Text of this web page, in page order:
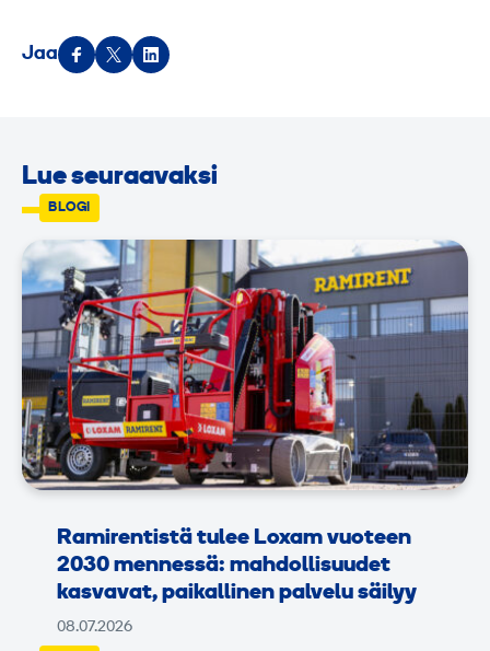
Jaa
Lue seuraavaksi
Ramirentistä tulee Loxam vuoteen
2030 mennessä: mahdollisuudet
kasvavat, paikallinen palvelu säilyy
08.07.2026
BLOGI